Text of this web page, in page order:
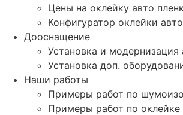
Цены на оклейку авто
Конфигуратор оклейки
Дооснащение
Установка и модернизация
Установка доп.
Наши работы
Примеры работ по
Примеры работ по оклейке